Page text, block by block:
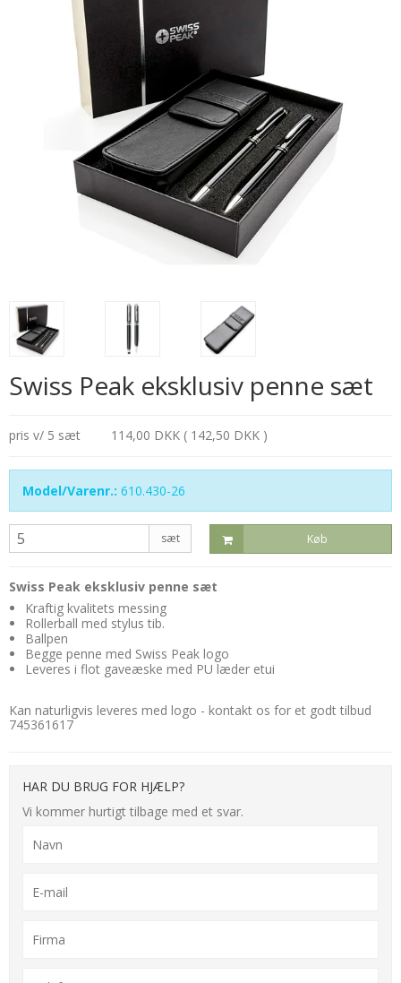
Swiss Peak eksklusiv penne sæt
pris v/ 5 sæt 114,00 DKK ( 142,50 DKK )
Model/Varenr.: 610.430-26
sæt Køb
Swiss Peak eksklusiv penne sæt
Kraftig kvalitets messing
Rollerball med stylus tib.
Ballpen
Begge penne med Swiss Peak logo
Leveres i flot gaveæske med PU læder etui
Kan naturligvis leveres med logo - kontakt os for et godt tilbud
745361617
HAR DU BRUG FOR HJÆLP?
Vi kommer hurtigt tilbage med et svar.